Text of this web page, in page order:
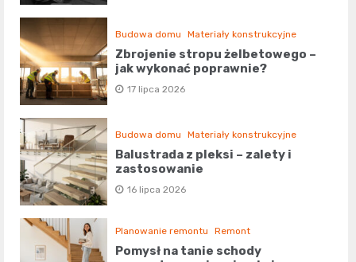
Budowa domu Materiały konstrukcyjne
Zbrojenie stropu żelbetowego –
jak wykonać poprawnie?
17 lipca 2026
Budowa domu Materiały konstrukcyjne
Balustrada z pleksi – zalety i
zastosowanie
16 lipca 2026
Planowanie remontu Remont
Pomysł na tanie schody